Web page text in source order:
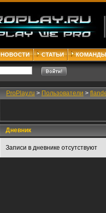
НОВОСТИ СТАТЬИ КОМАНДЫ
ProPlay.ru > Пользователи >
Дневник
Записи в дневнике отсутствуют